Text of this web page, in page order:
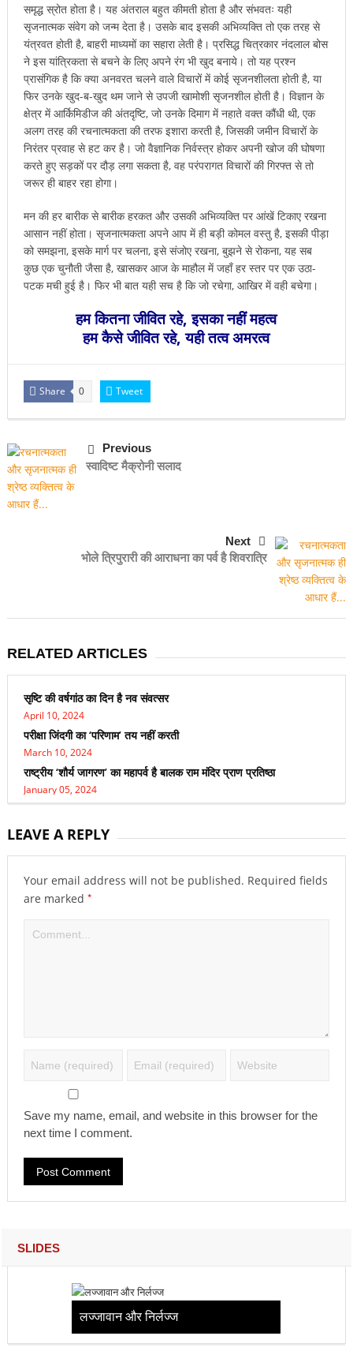
समृद्ध स्रोत होता है। यह अंतराल बहुत कीमती होता है और संभवतः यही
सृजनात्मक संवेग को जन्म देता है। उसके बाद इसकी अभिव्यक्ति तो एक तरह से
यंत्रवत होती है, बाहरी माध्यमों का सहारा लेती है। प्रसिद्ध चित्रकार नंदलाल बोस
ने इस यांत्रिकता से बचने के लिए अपने रंग भी खुद बनाये। तो यह प्रश्न
प्रासंगिक है कि क्या अनवरत चलने वाले विचारों में कोई सृजनशीलता होती है, या
फिर उनके खुद-ब-खुद थम जाने से उपजी खामोशी सृजनशील होती है। विज्ञान के
क्षेत्र में आर्किमिडीज की अंतदृष्टि, जो उनके दिमाग में नहाते वक्त कौंधी थी, एक
अलग तरह की रचनात्मकता की तरफ इशारा करती है, जिसकी जमीन विचारों के
निरंतर प्रवाह से हट कर है। जो वैज्ञानिक निर्वस्त्र होकर अपनी खोज की घोषणा
करते हुए सड़कों पर दौड़ लगा सकता है, वह परंपरागत विचारों की गिरफ्त से तो
जरूर ही बाहर रहा होगा।
मन की हर बारीक से बारीक हरकत और उसकी अभिव्यक्ति पर आंखें टिकाए रखना
आसान नहीं होता। सृजनात्मकता अपने आप में ही बड़ी कोमल वस्तु है, इसकी पीड़ा
को समझना, इसके मार्ग पर चलना, इसे संजोए रखना, बुझने से रोकना, यह सब
कुछ एक चुनौती जैसा है, खासकर आज के माहौल में जहाँ हर स्तर पर एक उठा-
पटक मची हुई है। फिर भी बात यही सच है कि जो रचेगा, आखिर में वही बचेगा।
हम कितना जीवित रहे, इसका नहीं महत्व
हम कैसे जीवित रहे, यही तत्व अमरत्व
Share 0 Tweet
Previous
स्वादिष्ट मैक्रोनी सलाद
Next
भोले त्रिपुरारी की आराधना का पर्व है शिवरात्रि
RELATED ARTICLES
सृष्टि की वर्षगांठ का दिन है नव संवत्सर
April 10, 2024
परीक्षा जिंदगी का ‘परिणाम’ तय नहीं करती
March 10, 2024
राष्ट्रीय ‘शौर्य जागरण’ का महापर्व है बालक राम मंदिर प्राण प्रतिष्ठा
January 05, 2024
LEAVE A REPLY
Your email address will not be published. Required fields
are marked *
Save my name, email, and website in this browser for the
next time I comment.
SLIDES
लज्जावान और निर्लज्ज